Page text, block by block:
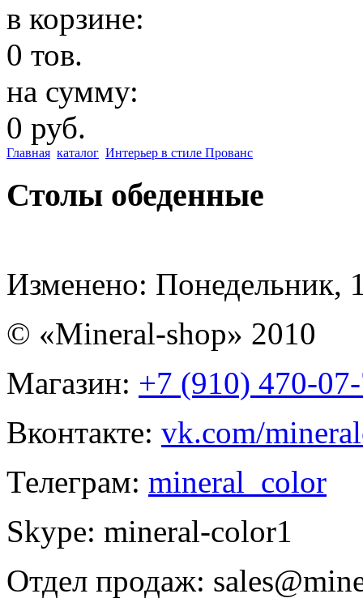
в корзине:
0 тов.
на сумму:
0 руб.
Главная каталог Интерьер в стиле Прованс
Столы обеденные
Изменено: Понедельник,
© «Mineral-shop» 2010
Магазин: +7 (910) 470-
Вконтакте: vk.com/
Телеграм: mineral_color
Skype: mineral-color1
Отдел продаж: